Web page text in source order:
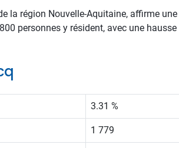
la région Nouvelle-Aquitaine, affirme
personnes y résident, avec une
3.31 %
1 779